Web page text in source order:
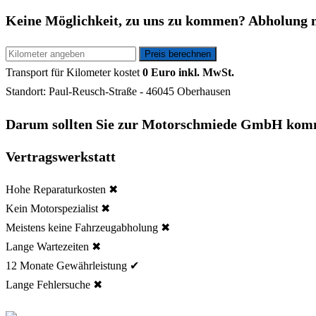
Keine Möglichkeit, zu uns zu kommen? Abholung
Transport fürKilometer kostet 0 Euro inkl. MwSt.
Standort: Paul-Reusch-Straße - 46045 Oberhausen
Darum sollten Sie zur Motorschmiede GmbH
Vertragswerkstatt
Hohe Reparaturkosten ✖
Kein Motorspezialist ✖
Meistens keine Fahrzeugabholung ✖
Lange Wartezeiten ✖
12 Monate Gewährleistung ✔
Lange Fehlersuche ✖